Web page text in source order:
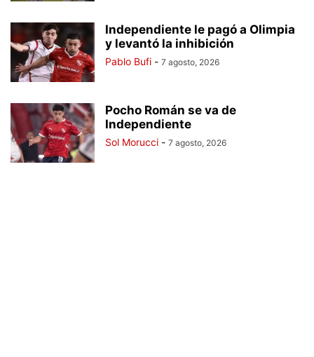
Independiente le pagó a Olimpia
y levantó la inhibición
Pablo Bufi - 7 agosto, 2026
Pocho Román se va de
Independiente
Sol Morucci - 7 agosto, 2026